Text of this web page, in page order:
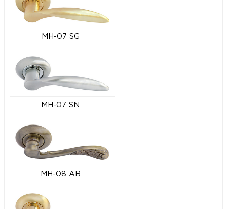
MH-07 SG
MH-07 SN
MH-08 AB